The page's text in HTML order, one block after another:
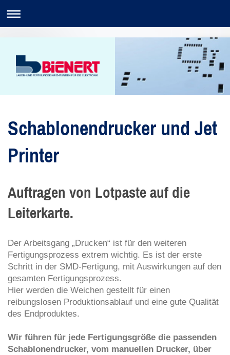
Schablonendrucker und Jet
Printer
Auftragen von Lotpaste auf die
Leiterkarte.
Der Arbeitsgang „Drucken“ ist für den weiteren
Fertigungsprozess extrem wichtig. Es ist der erste
Schritt in der SMD-Fertigung, mit Auswirkungen auf den
gesamten Fertigungsprozess.
Hier werden die Weichen gestellt für einen
reibungslosen Produktionsablauf und eine gute Qualität
des Endproduktes.
Wir führen für jede Fertigungsgröße die passenden
Schablonendrucker, vom manuellen Drucker, über